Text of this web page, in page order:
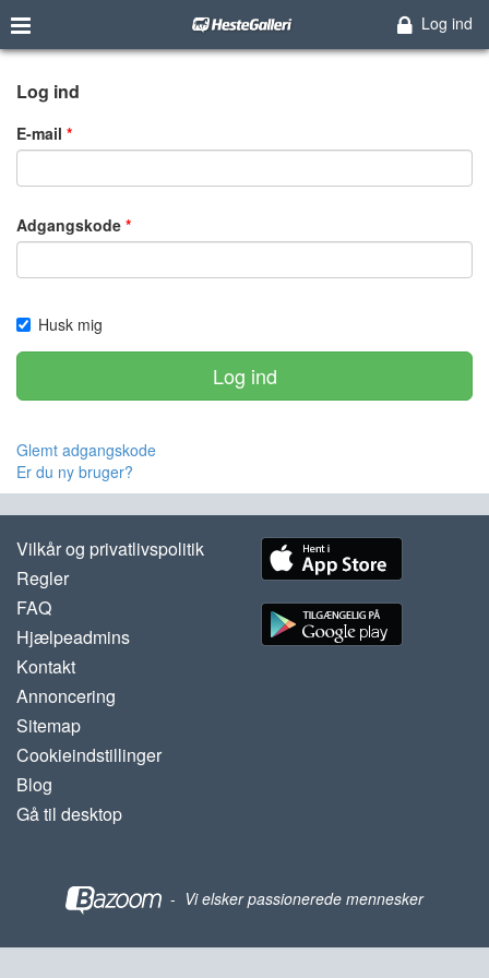
Log ind
Log ind
E-mail
Adgangskode
Husk mig
Log ind
Glemt adgangskode
Er du ny bruger?
Vilkår og privatlivspolitik
Regler
FAQ
Hjælpeadmins
Kontakt
Annoncering
Sitemap
Cookieindstillinger
Blog
Gå til desktop
- Vi elsker passionerede mennesker